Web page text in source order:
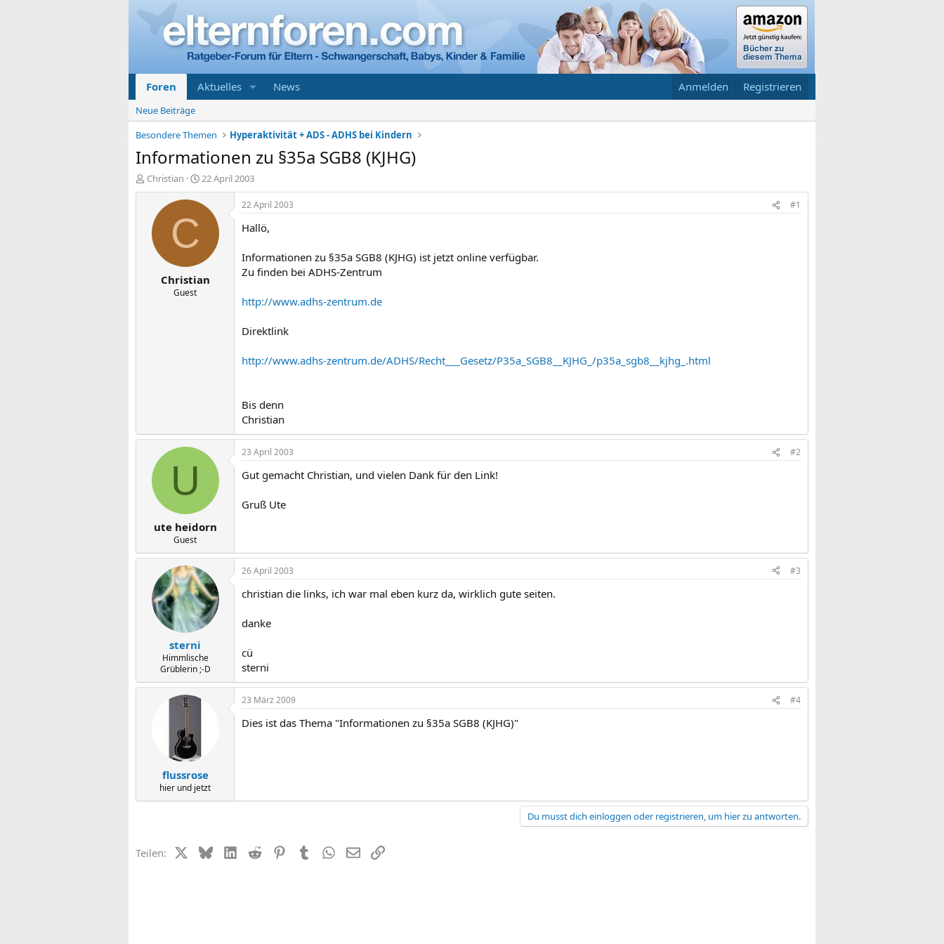
Foren Aktuelles News Anmelden Registrieren
Neue Beiträge
Besondere Themen
Hyperaktivität + ADS - ADHS bei Kindern
Informationen zu §35a SGB8 (KJHG)
E
r
Christian
E
r
s
t
a
22 April 2003
C
Christian
Guest
22 April 2003 #1
Hallö,
Informationen zu §35a SGB8 (KJHG) ist jetzt online verfügbar.
Zu finden bei ADHS-Zentrum
http://www.adhs-zentrum.de
Direktlink
http://www.adhs-zentrum.de/ADHS/Recht___Gesetz/P35a_SGB8__KJHG_/p35a_sgb8__kjhg_.html
Bis denn
Christian
U
ute heidorn
Guest
23 April 2003 #2
Gut gemacht Christian, und vielen Dank für den Link!
Gruß Ute
sterni
Himmlische
Grüblerin ;-D
26 April 2003 #3
christian die links, ich war mal eben kurz da, wirklich gute seiten.
danke
cü
sterni
flussrose
hier und jetzt
23 März 2009 #4
Dies ist das Thema "Informationen zu §35a SGB8 (KJHG)"
Du musst dich einloggen oder registrieren, um hier zu antworten.
Teilen: X (Twitter)
BlueskyLinkedIn
Reddit PinterestTumblrWhatsApp
E-MailLink